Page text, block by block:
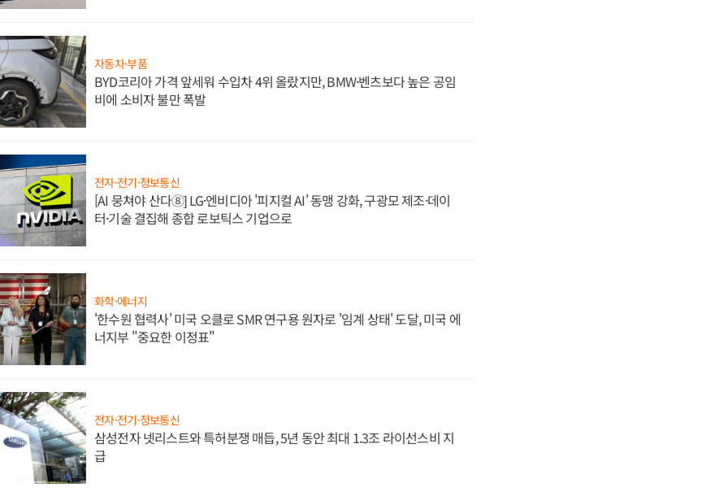
자동차·부품
BYD코리아 가격 앞세워 수입차 4위 올랐지만, BMW·벤츠보다 높은 공임
비에 소비자 불만 폭발
전자·전기·정보통신
[AI 뭉쳐야 산다⑧] LG·엔비디아 '피지컬 AI' 동맹 강화, 구광모 제조·데이
터·기술 결집해 종합 로보틱스 기업으로
화학·에너지
'한수원 협력사' 미국 오클로 SMR 연구용 원자로 '임계 상태' 도달, 미국 에
너지부 "중요한 이정표"
전자·전기·정보통신
삼성전자 넷리스트와 특허분쟁 매듭, 5년 동안 최대 1.3조 라이선스비 지
급